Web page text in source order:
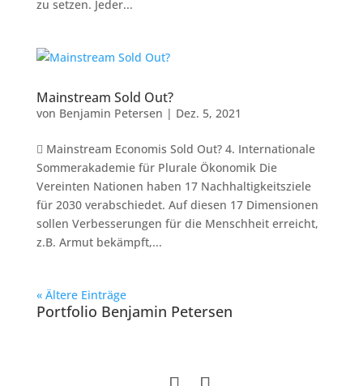
zu setzen. Jeder...
Mainstream Sold Out?
von Benjamin Petersen | Dez. 5, 2021
 Mainstream Economis Sold Out? 4. Internationale
Sommerakademie für Plurale Ökonomik Die
Vereinten Nationen haben 17 Nachhaltigkeitsziele
für 2030 verabschiedet. Auf diesen 17 Dimensionen
sollen Verbesserungen für die Menschheit erreicht,
z.B. Armut bekämpft,...
« Ältere Einträge
Portfolio Benjamin Petersen